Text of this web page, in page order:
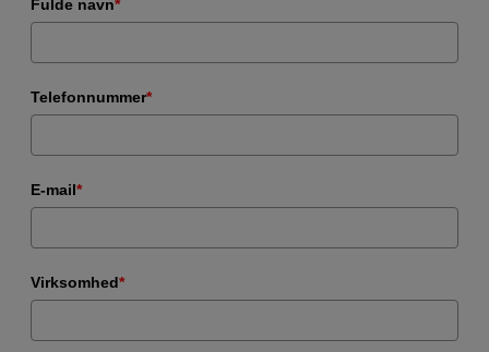
Fulde navn*
Telefonnummer*
E-mail*
Virksomhed*